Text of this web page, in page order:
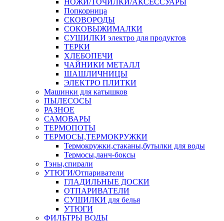
НОЖИ/ТОЧИЛКИ/АКСЕССУАРЫ
Попкорница
СКОВОРОДЫ
СОКОВЫЖИМАЛКИ
СУШИЛКИ электро для продуктов
ТЕРКИ
ХЛЕБОПЕЧИ
ЧАЙНИКИ МЕТАЛЛ
ШАШЛИЧНИЦЫ
ЭЛЕКТРО ПЛИТКИ
Машинки для катышков
ПЫЛЕСОСЫ
РАЗНОЕ
САМОВАРЫ
ТЕРМОПОТЫ
ТЕРМОСЫ,ТЕРМОКРУЖКИ
Термокружки,стаканы,бутылки для воды
Термосы,ланч-боксы
Тэны,спирали
УТЮГИ/Отпариватели
ГЛАДИЛЬНЫЕ ДОСКИ
ОТПАРИВАТЕЛИ
СУШИЛКИ для белья
УТЮГИ
ФИЛЬТРЫ ВОДЫ